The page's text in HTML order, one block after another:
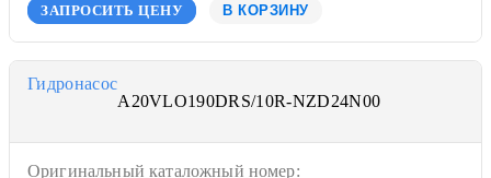
ЗАПРОСИТЬ ЦЕНУ В КОРЗИНУ
Гидронасос
A20VLO190DRS/10R-NZD24N00
Оригинальный каталожный номер: